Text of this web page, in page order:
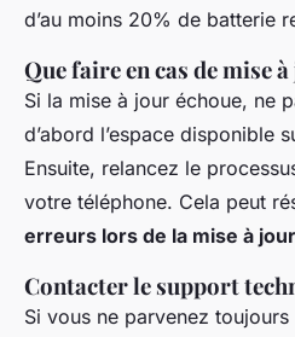
d’au moins 20% de batterie
Que faire en cas de mise
Si la mise à jour échoue, ne
d’abord l’espace disponible
Ensuite, relancez le
votre téléphone. Cela peut
erreurs lors de la mise à jour
Contacter le support
Si vous ne parvenez